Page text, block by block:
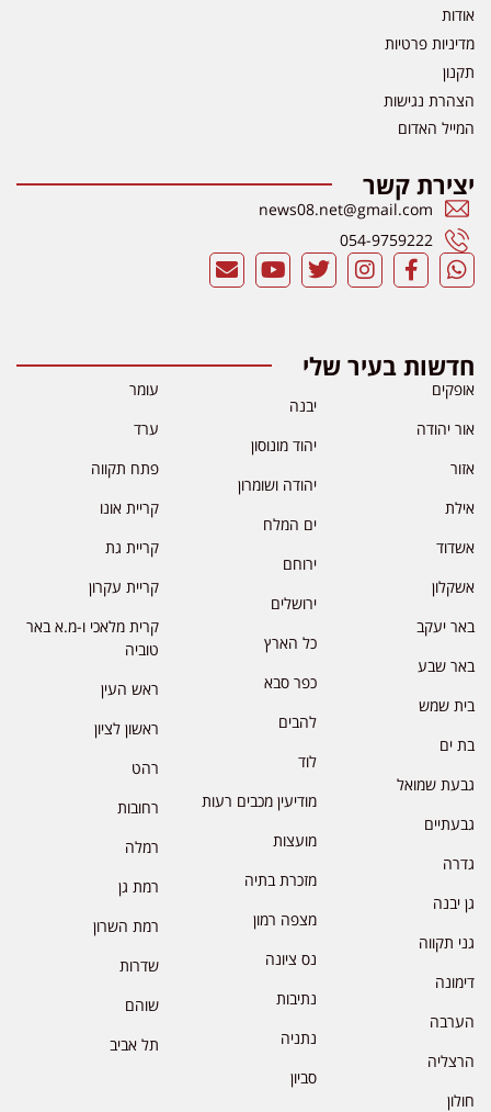
אודות
מדיניות פרטיות
תקנון
הצהרת נגישות
המייל האדום
יצירת קשר
news08.net@gmail.com
054-9759222
חדשות בעיר שלי
אופקים
אור יהודה
אזור
אילת
אשדוד
אשקלון
באר יעקב
באר שבע
בית שמש
בת ים
גבעת שמואל
גבעתיים
גדרה
גן יבנה
גני תקווה
דימונה
הערבה
הרצליה
חולון
יבנה
יהוד מונוסון
יהודה ושומרון
ים המלח
ירוחם
ירושלים
כל הארץ
כפר סבא
להבים
לוד
מודיעין מכבים רעות
מועצות
מזכרת בתיה
מצפה רמון
נס ציונה
נתיבות
נתניה
סביון
עומר
ערד
פתח תקווה
קריית אונו
קריית גת
קריית עקרון
קרית מלאכי ו-מ.א באר
טוביה
ראש העין
ראשון לציון
רהט
רחובות
רמלה
רמת גן
רמת השרון
שדרות
שוהם
תל אביב